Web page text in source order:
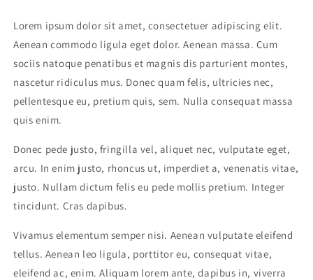
Lorem ipsum dolor sit amet, consectetuer adipiscing elit.
Aenean commodo ligula eget dolor. Aenean massa. Cum
sociis natoque penatibus et magnis dis parturient montes,
nascetur ridiculus mus. Donec quam felis, ultricies nec,
pellentesque eu, pretium quis, sem. Nulla consequat massa
quis enim.
Donec pede justo, fringilla vel, aliquet nec, vulputate eget,
arcu. In enim justo, rhoncus ut, imperdiet a, venenatis vitae,
justo. Nullam dictum felis eu pede mollis pretium. Integer
tincidunt. Cras dapibus.
Vivamus elementum semper nisi. Aenean vulputate eleifend
tellus. Aenean leo ligula, porttitor eu, consequat vitae,
eleifend ac, enim. Aliquam lorem ante, dapibus in, viverra